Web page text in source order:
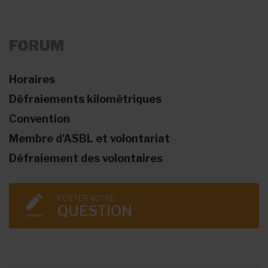
FORUM
Horaires
Défraiements kilométriques
Convention
Membre d'ASBL et volontariat
Défraiement des volontaires
POSTER VOTRE
QUESTION